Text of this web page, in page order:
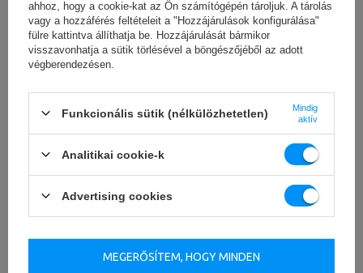
ahhoz, hogy a cookie-kat az Ön számítógépén tároljuk. A tárolás
vagy a hozzáférés feltételeit a "Hozzájárulások konfigurálása"
fülre kattintva állíthatja be. Hozzájárulását bármikor
visszavonhatja a sütik törlésével a böngészőjéből az adott
végberendezésen.
Funkcionális sütik (nélkülözhetetlen)
Mindig
aktív
Analitikai cookie-k
Advertising cookies
MEGERŐSÍTEM, HOGY MINDEN